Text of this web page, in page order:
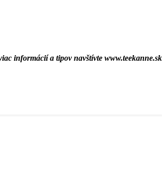
informácií a tipov navštívte www.teekanne.sk